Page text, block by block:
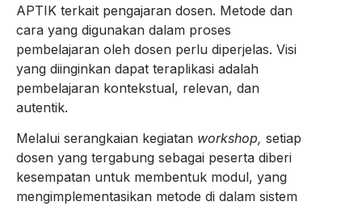
APTIK terkait pengajaran dosen. Metode dan
cara yang digunakan dalam proses
pembelajaran oleh dosen perlu diperjelas. Visi
yang diinginkan dapat teraplikasi adalah
pembelajaran kontekstual, relevan, dan
autentik.
Melalui serangkaian kegiatan workshop, setiap
dosen yang tergabung sebagai peserta diberi
kesempatan untuk membentuk modul, yang
mengimplementasikan metode di dalam sistem